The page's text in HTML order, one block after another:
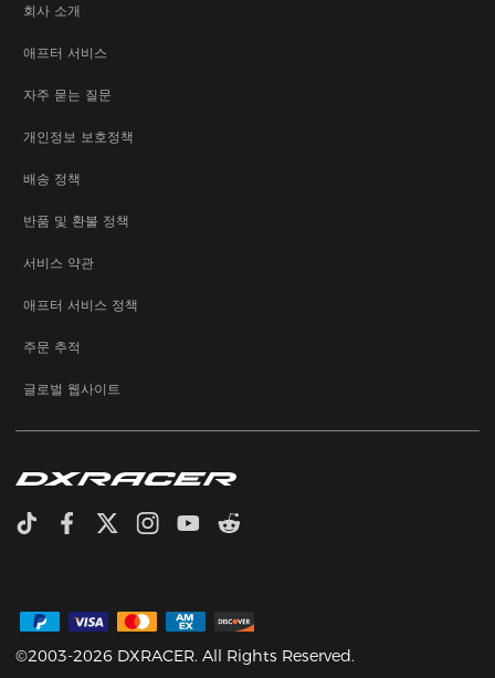
회사 소개
애프터 서비스
자주 묻는 질문
개인정보 보호정책
배송 정책
반품 및 환불 정책
서비스 약관
애프터 서비스 정책
주문 추적
글로벌 웹사이트
©2003-2026 DXRACER. All Rights Reserved.